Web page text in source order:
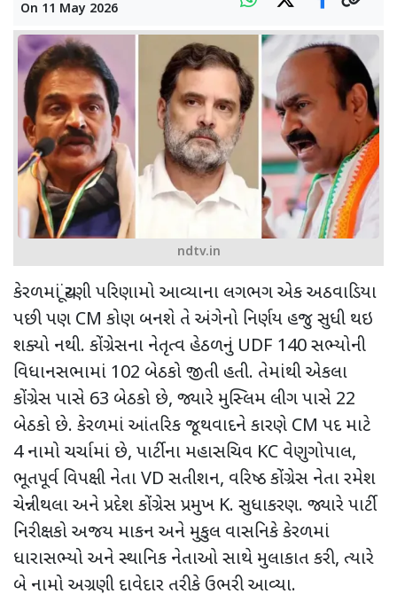
On 11 May 2026
ndtv.in
કેરળમાં ચૂંટણી પરિણામો આવ્યાના લગભગ એક અઠવાડિયા
પછી પણ CM કોણ બનશે તે અંગેનો નિર્ણય હજુ સુધી થઇ
શક્યો નથી. કોંગ્રેસના નેતૃત્વ હેઠળનું UDF 140 સભ્યોની
વિધાનસભામાં 102 બેઠકો જીતી હતી. તેમાંથી એકલા
કોંગ્રેસ પાસે 63 બેઠકો છે, જ્યારે મુસ્લિમ લીગ પાસે 22
બેઠકો છે. કેરળમાં આંતરિક જૂથવાદને કારણે CM પદ માટે
4 નામો ચર્ચામાં છે, પાર્ટીના મહાસચિવ KC વેણુગોપાલ,
ભૂતપૂર્વ વિપક્ષી નેતાVD સતીશન, વરિષ્ઠ કોંગ્રેસ નેતા રમેશ
ચેન્નીથલા અને પ્રદેશ કોંગ્રેસ પ્રમુખ K. સુધાકરણ. જ્યારે પાર્ટી
નિરીક્ષકો અજય માકન અને મુકુલ વાસનિકે કેરળમાં
ધારાસભ્યો અને સ્થાનિક નેતાઓ સાથે મુલાકાત કરી, ત્યારે
બે નામો અગ્રણી દાવેદાર તરીકે ઉભરી આવ્યા.